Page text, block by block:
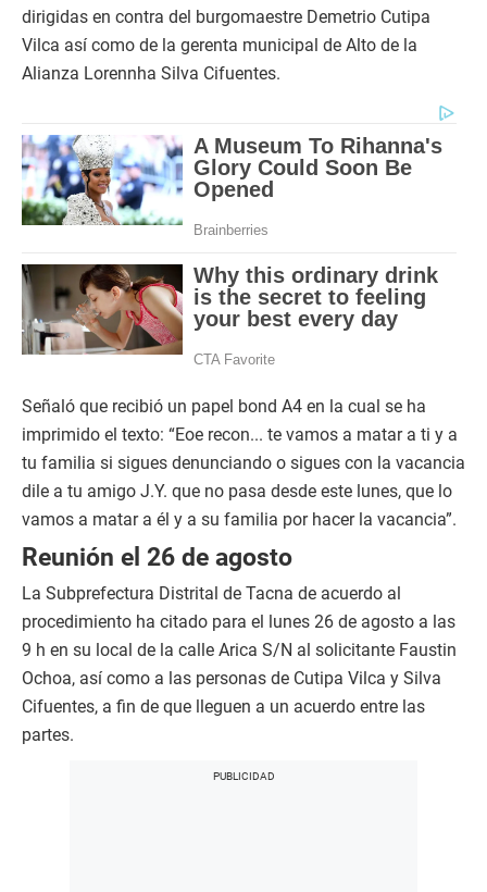
dirigidas en contra del burgomaestre Demetrio Cutipa
Vilca así como de la gerenta municipal de Alto de la
Alianza Lorennha Silva Cifuentes.
Señaló que recibió un papel bond A4 en la cual se ha
imprimido el texto: “Eoe recon... te vamos a matar a ti y a
tu familia si sigues denunciando o sigues con la vacancia
dile a tu amigo J.Y. que no pasa desde este lunes, que lo
vamos a matar a él y a su familia por hacer la vacancia”.
Reunión el 26 de agosto
La Subprefectura Distrital de Tacna de acuerdo al
procedimiento ha citado para el lunes 26 de agosto a las
9 h en su local de la calle Arica S/N al solicitante Faustin
Ochoa, así como a las personas de Cutipa Vilca y Silva
Cifuentes, a fin de que lleguen a un acuerdo entre las
partes.